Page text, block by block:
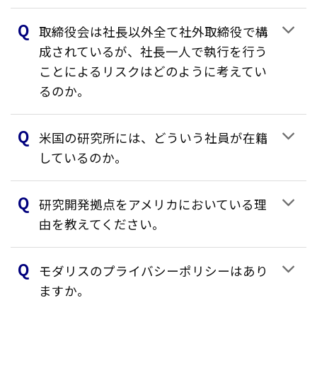
取締役会は社長以外全て社外取締役で構
成されているが、社長一人で執行を行う
ことによるリスクはどのように考えてい
るのか。
米国の研究所には、どういう社員が在籍
しているのか。
研究開発拠点をアメリカにおいている理
由を教えてください。
モダリスのプライバシーポリシーはあり
ますか。